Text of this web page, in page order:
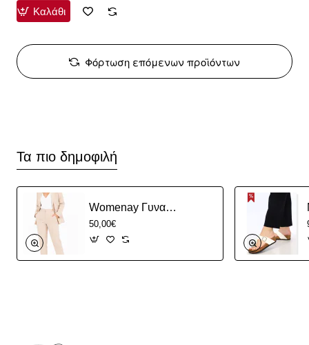
Καλάθι
Φόρτωση επόμενων προϊόντων
Τα πιο δημοφιλή
Womenay Γυναικείο Σετ Κοστούμι σε Ίσια Γραμμή
50,00€